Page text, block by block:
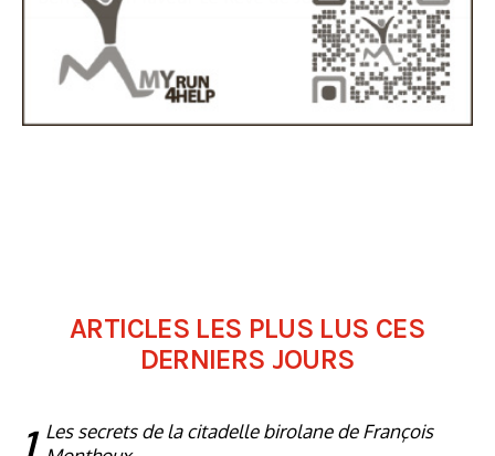
ARTICLES LES PLUS LUS CES
DERNIERS JOURS
1 Les secrets de la citadelle birolane de François